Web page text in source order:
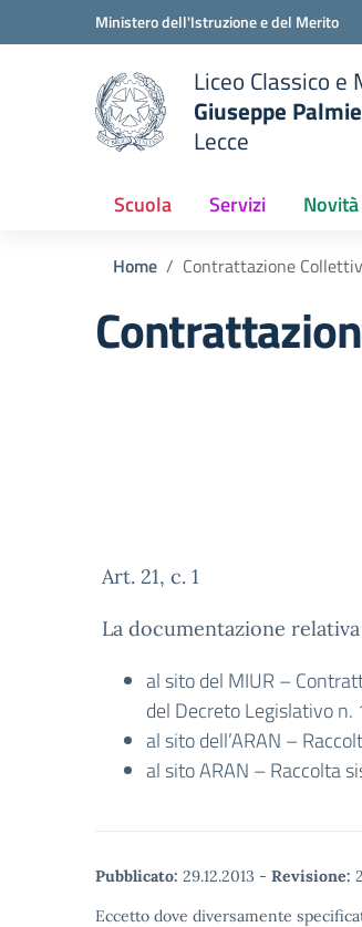
Vai ai contenuti
Vai al menu di navigazioneMinistero dell'Istruzione e del Merito
scuola
Liceo Classico e
Giuseppe
Lecce
Scuola Servizi Novità
Home Contrattazione
Art. 21, c. 1
La documentazione
al sito del MIUR –
del Decreto Legislativo
al sito dell’ARAN –
al sito ARAN – Raccolta
Pubblicato: 29.12.2013 - Revisione:
Eccetto dove diversamente